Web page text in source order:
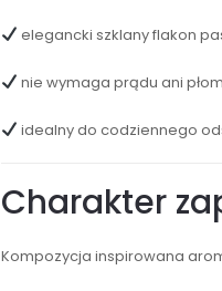
elegancki szklany flakon
nie wymaga prądu ani
idealny do codziennego
Charakter
Kompozycja inspirowana